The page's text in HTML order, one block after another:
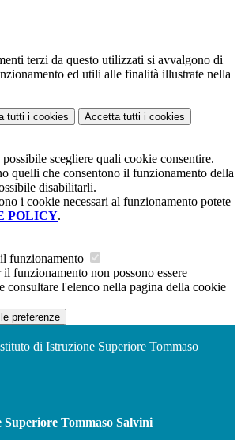
terzi da questo utilizzati si avvalgono di
ed utili alle finalità illustrate nella
tutti i cookies Accetta tutti i cookies
possibile scegliere quali cookie consentire.
quelli che consentono il funzionamento della
disabilitarli.
i cookie necessari al funzionamento potete
POLICY.
funzionamento
funzionamento non possono essere
consultare l'elenco nella pagina della cookie
preferenze
di Istruzione Superiore Tommaso
Tommaso Salvini